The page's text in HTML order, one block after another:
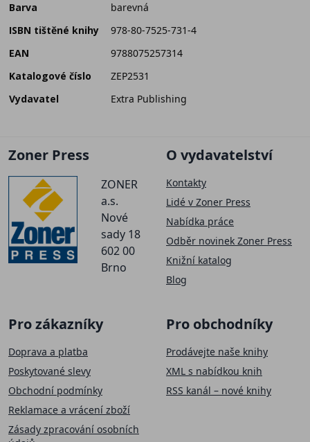
Barva
barevná
ISBN tištěné knihy
978-80-7525-731-4
EAN
9788075257314
Katalogové číslo
ZEP2531
Vydavatel
Extra Publishing
Zoner Press
ZONER
a.s.
Nové
sady 18
602 00
Brno
O vydavatelství
Kontakty
Lidé v Zoner Press
Nabídka práce
Odběr novinek Zoner Press
Knižní katalog
Blog
Pro zákazníky
Doprava a platba
Poskytované slevy
Obchodní podmínky
Reklamace a vrácení zboží
Zásady zpracování osobních
Pro obchodníky
Prodávejte naše knihy
XML s nabídkou knih
RSS kanál – nové knihy